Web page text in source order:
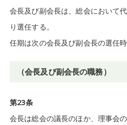
会長及び副会長は、総会において
り選任する。
任期は次の会長及び副会長の選任時
（会長及び副会長の職務）
第23条
会長は総会の議長のほか、理事会